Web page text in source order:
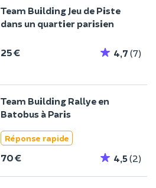
Team Building Jeu de Piste
dans un quartier parisien
25 € 4,7 (7)
Team Building Rallye en
Batobus à Paris
Réponse rapide
70 € 4,5(2)